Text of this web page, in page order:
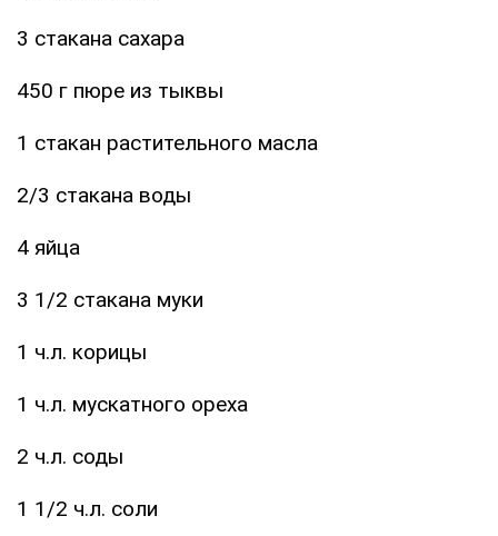
3 стакана сахара
450 г пюре из тыквы
1 стакан растительного масла
2/3 стакана воды
4 яйца
3 1/2 стакана муки
1 ч.л. корицы
1 ч.л. мускатного ореха
2 ч.л. соды
1 1/2 ч.л. соли